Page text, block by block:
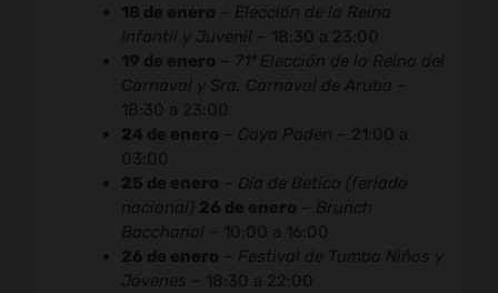
18 de enero – Elección de la Reina
Infantil y Juvenil – 18:30 a 23:00
19 de enero – 71ª Elección de la Reina del
Carnaval y Sra. Carnaval de Aruba –
18:30 a 23:00
24 de enero – Caya Paden – 21:00 a
03:00
25 de enero – Día de Betico (feriado
nacional) 26 de enero – Brunch
Bacchanal – 10:00 a 16:00
26 de enero – Festival de Tumba Niños y
Jóvenes – 18:30 a 22:00